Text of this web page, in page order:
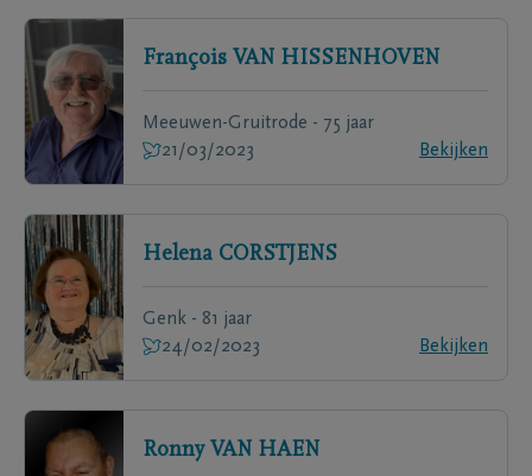
François VAN HISSENHOVEN
Meeuwen-Gruitrode - 75 jaar
21/03/2023
Bekijken
Helena CORSTJENS
Genk - 81 jaar
24/02/2023
Bekijken
Ronny VAN HAEN